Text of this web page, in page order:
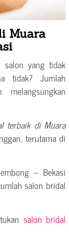
Muara
salon yang tidak
tidak? Jumlah
terbaik di Muara
terutama di
– Bekasi
salon bridal
salon bridal